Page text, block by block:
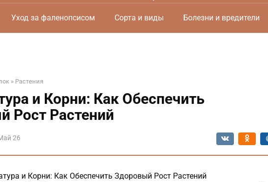
Уход за фаленопсисом Сорта и виды Болезни и вредители
» Растения
и Корни: Как Обеспечить
Рост Растений
26
и Корни: Как Обеспечить Здоровый Рост Растений